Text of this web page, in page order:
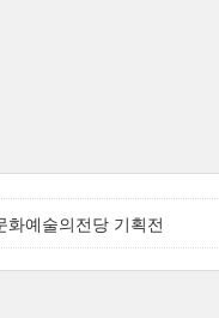
화예술의전당 기획전